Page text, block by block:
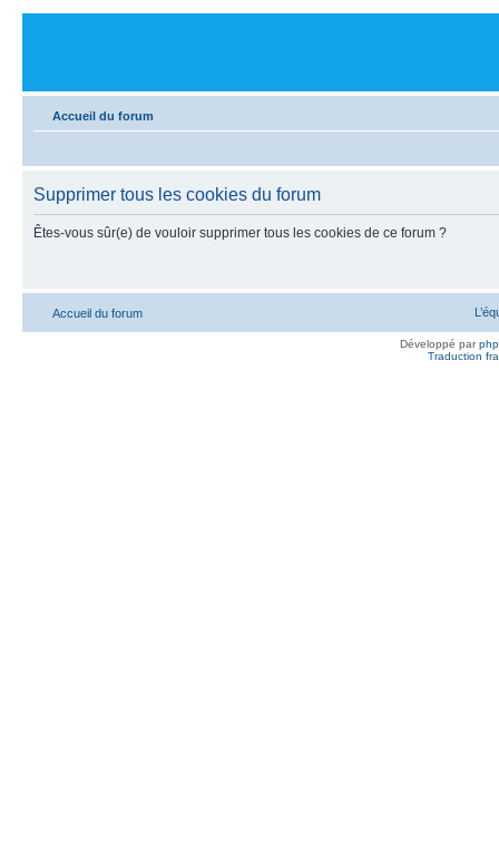
Accueil du forum
Supprimer tous les cookies du forum
Êtes-vous sûr(e) de vouloir supprimer tous les cookies de ce forum ?
Accueil du forum
Développé par
Traduction